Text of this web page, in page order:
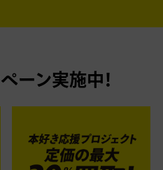
ーン実施中！